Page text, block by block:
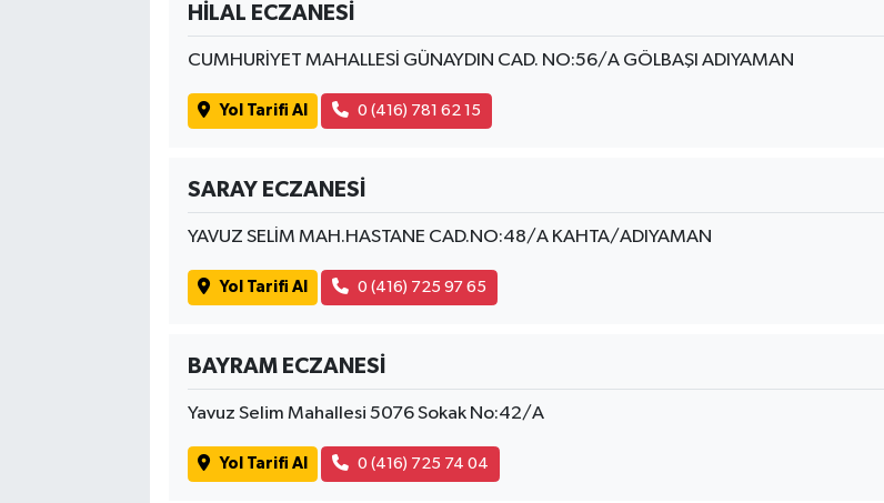
HİLAL ECZANESİ
CUMHURİYET MAHALLESİ GÜNAYDIN CAD. NO:56/A GÖLBAŞI ADIYAMAN
Yol Tarifi Al 0 (416) 781 62 15
SARAY ECZANESİ
YAVUZ SELİM MAH.HASTANE CAD.NO:48/A KAHTA/ADIYAMAN
Yol Tarifi Al 0 (416) 725 97 65
BAYRAM ECZANESİ
Yavuz Selim Mahallesi 5076 Sokak No:42/A
Yol Tarifi Al 0 (416) 725 74 04